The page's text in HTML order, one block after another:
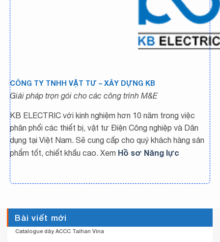
CÔNG TY TNHH VẬT TƯ – XÂY DỰNG KB
Giải pháp trọn gói cho các công trình M&E
KB ELECTRIC với kinh nghiệm hơn 10 năm trong việc
phân phối các thiết bị, vật tư Điện Công nghiệp và Dân
dụng tại Việt Nam. Sẽ cung cấp cho quý khách hàng sản
phẩm tốt, chiết khấu cao. Xem Hồ sơ Năng lực
Bài viết mới
Catalogue dây ACCC Taihan Vina